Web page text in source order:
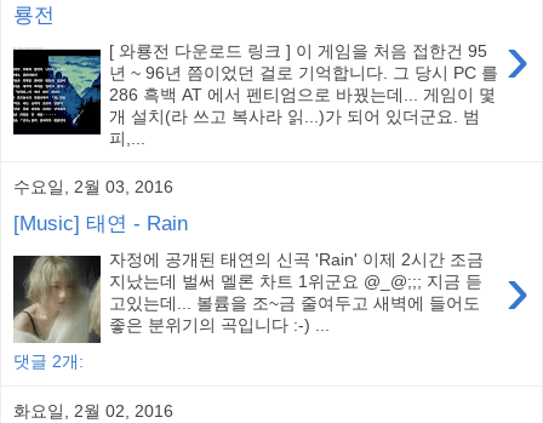
룡전
›
[ 와룡전 다운로드 링크 ] 이 게임을 처음 접한건 95
년 ~ 96년 쯤이었던 걸로 기억합니다. 그 당시 PC 를
286 흑백 AT 에서 펜티엄으로 바꿨는데... 게임이 몇
개 설치(라 쓰고 복사라 읽...)가 되어 있더군요. 범
피,...
수요일, 2월 03, 2016
[Music] 태연 - Rain
›
자정에 공개된 태연의 신곡 'Rain' 이제 2시간 조금
지났는데 벌써 멜론 차트 1위군요 @_@;;; 지금 듣
고있는데... 볼륨을 조~금 줄여두고 새벽에 들어도
좋은 분위기의 곡입니다 :-) ...
댓글 2개:
화요일, 2월 02, 2016